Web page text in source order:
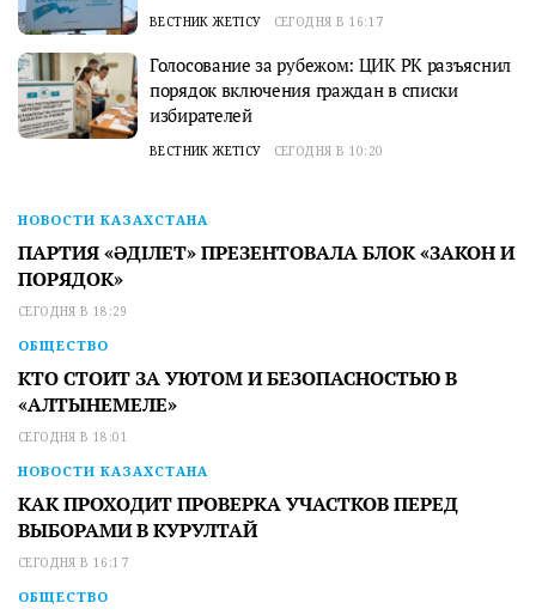
ВЕСТНИК ЖЕТІСУ СЕГОДНЯ В 16:17
Голосование за рубежом: ЦИК РК разъяснил
порядок включения граждан в списки
избирателей
ВЕСТНИК ЖЕТІСУ СЕГОДНЯ В 10:20
НОВОСТИ КАЗАХСТАНА
ПАРТИЯ «ӘДІЛЕТ» ПРЕЗЕНТОВАЛА БЛОК «ЗАКОН И
ПОРЯДОК»
СЕГОДНЯ В 18:29
ОБЩЕСТВО
КТО СТОИТ ЗА УЮТОМ И БЕЗОПАСНОСТЬЮ В
«АЛТЫНЕМЕЛЕ»
СЕГОДНЯ В 18:01
НОВОСТИ КАЗАХСТАНА
КАК ПРОХОДИТ ПРОВЕРКА УЧАСТКОВ ПЕРЕД
ВЫБОРАМИ В КУРУЛТАЙ
СЕГОДНЯ В 16:17
ОБЩЕСТВО